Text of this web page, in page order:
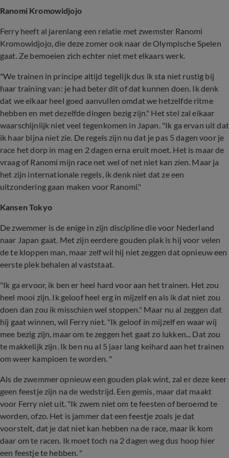
Ranomi Kromowidjojo
Ferry heeft al jarenlang een relatie met zwemster Ranomi
Kromowidjojo, die deze zomer ook naar de Olympische Spelen
gaat. Ze bemoeien zich echter niet met elkaars werk.
"We trainen in principe altijd tegelijk dus ik sta niet rustig bij
haar training van: je had beter dit of dat kunnen doen. Ik denk
dat we elkaar heel goed aanvullen omdat we hetzelfde ritme
hebben en met dezelfde dingen bezig zijn." Het stel zal elkaar
waarschijnlijk niet veel tegenkomen in Japan. "Ik ga ervan uit dat
ik haar bijna niet zie. De regels zijn nu dat je pas 5 dagen voor je
race het dorp in mag en 2 dagen erna eruit moet. Het is maar de
vraag of Ranomi mijn race net wel of net niet kan zien. Maar ja
het zijn internationale regels, ik denk niet dat ze een
uitzondering gaan maken voor Ranomi."
Kansen Tokyo
De zwemmer is de enige in zijn discipline die voor Nederland
naar Japan gaat. Met zijn eerdere gouden plak is hij voor velen
de te kloppen man, maar zelf wil hij niet zeggen dat opnieuw een
eerste plek behalen al vaststaat.
"Ik ga ervoor, ik ben er heel hard voor aan het trainen. Het zou
heel mooi zijn. Ik geloof heel erg in mijzelf en als ik dat niet zou
doen dan zou ik misschien wel stoppen." Maar nu al zeggen dat
hij gaat winnen, wil Ferry niet. "Ik geloof in mijzelf en waar wij
mee bezig zijn, maar om te zeggen het gaat zo lukken... Dat zou
te makkelijk zijn. Ik ben nu al 5 jaar lang keihard aan het trainen
om weer kampioen te worden. "
Als de zwemmer opnieuw een gouden plak wint, zal er deze keer
geen feestje zijn na de wedstrijd. Een gemis, maar dat maakt
voor Ferry niet uit. "Ik zwem niet om te feesten of beroemd te
worden, ofzo. Het is jammer dat een feestje zoals je dat
voorstelt, dat je dat niet kan hebben na de race, maar ik kom
daar om te racen. Ik moet toch na 2 dagen weg dus hoop hier
een feestje te hebben. "